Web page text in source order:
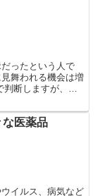
ったという人で
舞われる機会は増
判断しますが、外
な医薬品
イルス、病気など